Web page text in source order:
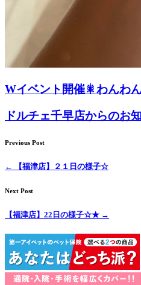
Wイベント開催🎇わんわ
ドルチェ千早店からのお
Previous Post
← 【福津店】２１日の様子☆
Next Post
【福津店】22日の様子☆★ →